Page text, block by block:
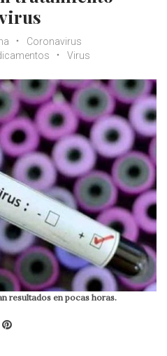
Coronavirus
Virus
resultados en pocas horas.
Pinterest